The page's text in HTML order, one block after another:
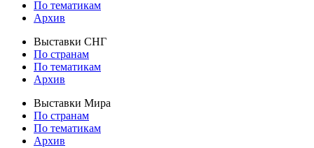
По тематикам
Архив
Выставки СНГ
По странам
По тематикам
Архив
Выставки Мира
По странам
По тематикам
Архив